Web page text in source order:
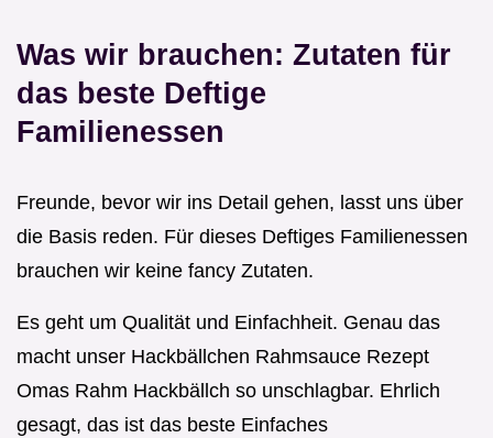
Was wir brauchen: Zutaten für
das beste Deftige
Familienessen
Freunde, bevor wir ins Detail gehen, lasst uns über
die Basis reden. Für dieses Deftiges Familienessen
brauchen wir keine fancy Zutaten.
Es geht um Qualität und Einfachheit. Genau das
macht unser Hackbällchen Rahmsauce Rezept
Omas Rahm Hackbällch so unschlagbar. Ehrlich
gesagt, das ist das beste Einfaches